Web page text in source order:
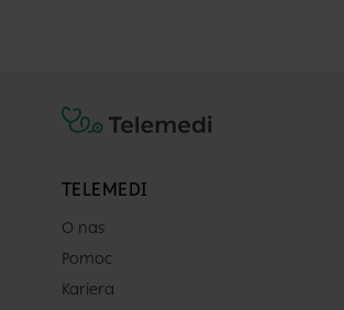
TELEMEDI
O nas
Pomoc
Kariera